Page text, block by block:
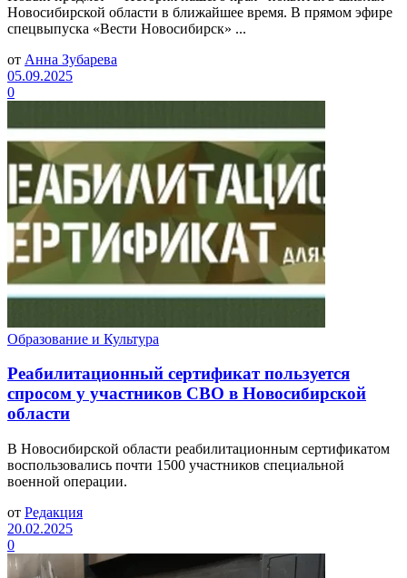
Новосибирской области в ближайшее время. В прямом эфире
спецвыпуска «Вести Новосибирск» ...
от Анна Зубарева
05.09.2025
0
Образование и Культура
Реабилитационный сертификат пользуется
спросом у участников СВО в Новосибирской
области
В Новосибирской области реабилитационным сертификатом
воспользовались почти 1500 участников специальной
военной операции.
от Редакция
20.02.2025
0